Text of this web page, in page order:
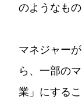
のようなもの
マネジャー
ら、一部の
業」にする